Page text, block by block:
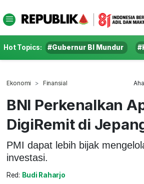
Hot Topics: #Gubernur BI Mundur
Ekonomi Finansial
BNI Perkenalkan
DigiRemit di
PMI dapat lebih bijak
investasi.
Red: Budi Raharjo